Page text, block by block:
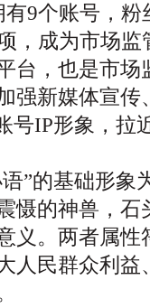
9个账号，粉
，成为市场
台，也是市场
强新媒体宣传
号IP形象，拉
的基础形象
慑的神兽，石
义。两者属性
人民群众利益